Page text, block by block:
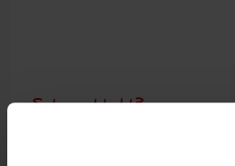
Schon entdeckt?